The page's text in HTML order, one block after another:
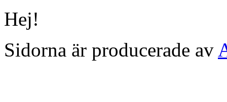
Hej!
Sidorna är producerade av